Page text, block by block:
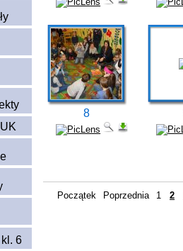
6
8
Początek Poprzednia 1 2